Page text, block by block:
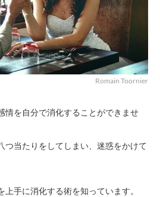
Romain Toornier
情を自分で消化することができませ
つ当たりをしてしまい、迷惑をかけて
上手に消化する術を知っています。